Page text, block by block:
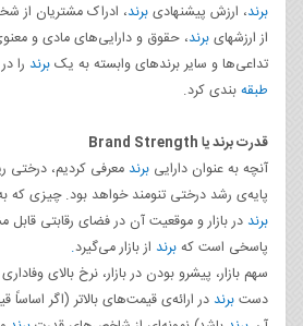
برند، ارزش پیشنهادیبرند، ادراک مشتریان از
از ارزشهایبرند، حقوق و دارایی‌های مادی و
تداعی‌ها و سایر برندهای وابسته به یکبرند را
طبقهبندی کرد.
قدرت برند یا Brand Strength
آنچه به عنوان دارایی برند معرفی کردیم، درختی
پایه‌ی رشد درختی تنومند خواهد بود. چیزی که
برند در بازار و موقعیت آن در فضای رقابتی قابل
پاسخی است کهبرند از بازار می‌گیرد.
سهم بازار، پیشرو بودن در بازار، نرخ بالای
دستبرند در ارائه‌ی قیمت‌های بالاتر (اگر اساساً